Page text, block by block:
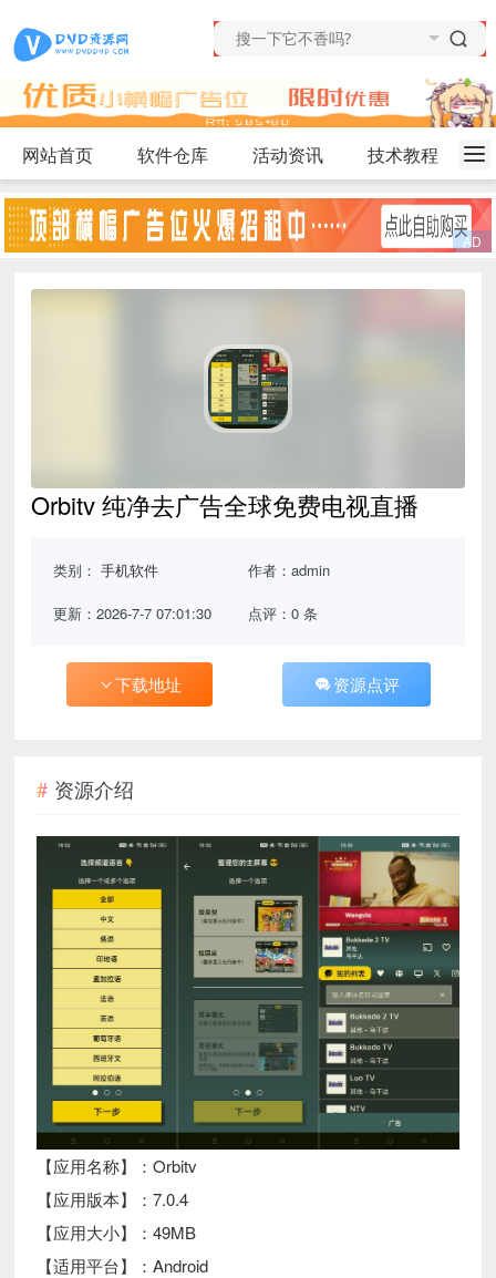
网站首页 软件仓库 活动资讯 技术教程
Orbitv 纯净去广告全球免费电视直播
类别：手机软件 作者：admin
更新：2026-7-7 07:01:30 点评：0 条
下载地址 资源点评
资源介绍
【应用名称】：Orbitv
【应用版本】：7.0.4
【应用大小】：49MB
【适用平台】：Android